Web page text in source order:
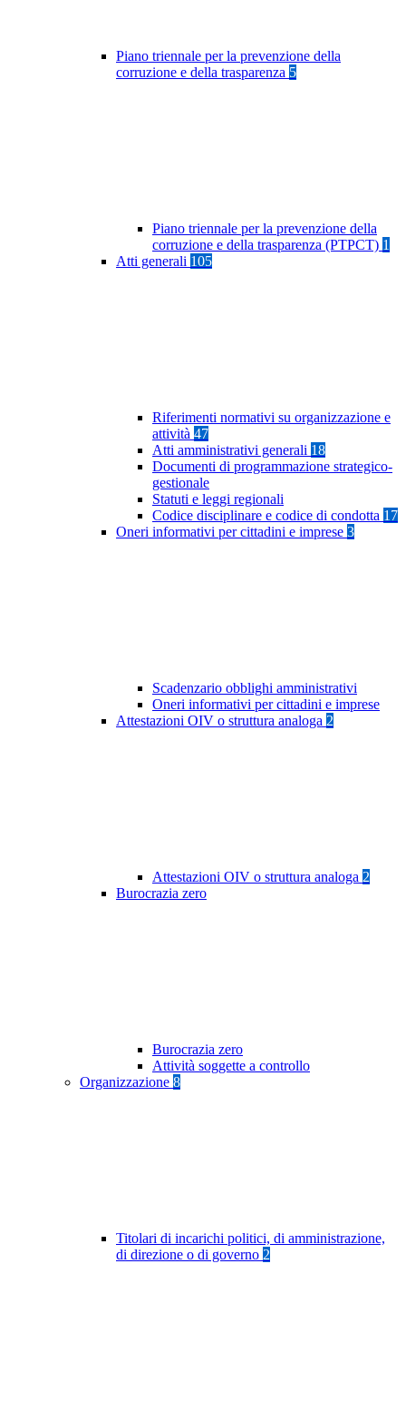
Piano triennale per la prevenzione della
corruzione e della trasparenza 5
Piano triennale per la prevenzione della
corruzione e della trasparenza (PTPCT) 1
Atti generali 105
Riferimenti normativi su organizzazione e
attività 47
Atti amministrativi generali 18
Documenti di programmazione strategico-
gestionale
Statuti e leggi regionali
Codice disciplinare e codice di condotta 17
Oneri informativi per cittadini e imprese 3
Scadenzario obblighi amministrativi
Oneri informativi per cittadini e imprese
Attestazioni OIV o struttura analoga 2
Attestazioni OIV o struttura analoga 2
Burocrazia zero
Burocrazia zero
Attività soggette a controllo
Organizzazione 8
Titolari di incarichi politici, di amministrazione,
di direzione o di governo 2